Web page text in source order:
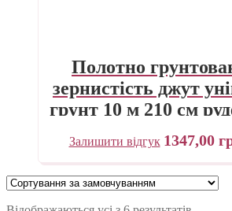
Полотно
зернистість джут
грунт 10 м 210 см
P.E.R. Belle Arti
Залишити відгук 1347,00